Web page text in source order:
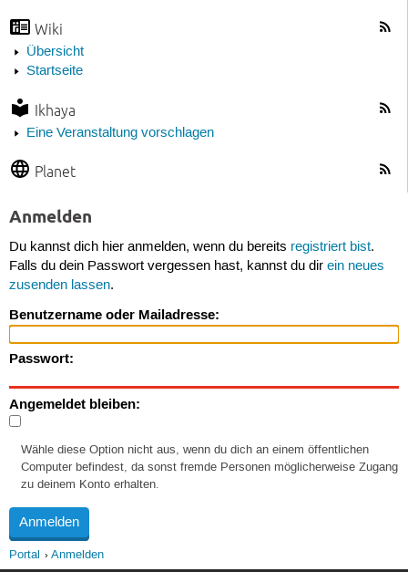
Wiki
Übersicht
Startseite
Ikhaya
Eine Veranstaltung vorschlagen
Planet
Anmelden
Du kannst dich hier anmelden, wenn du bereits registriert bist.
Falls du dein Passwort vergessen hast, kannst du dir ein neues
zusenden lassen.
Benutzername oder Mailadresse:
Passwort:
Angemeldet bleiben:
Wähle diese Option nicht aus, wenn du dich an einem öffentlichen
Computer befindest, da sonst fremde Personen möglicherweise Zugang
zu deinem Konto erhalten.
Portal Anmelden